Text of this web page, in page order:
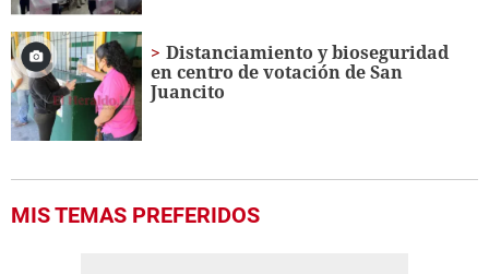
Distanciamiento y bioseguridad
en centro de votación de San
Juancito
MIS TEMAS PREFERIDOS